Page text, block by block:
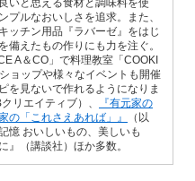
いと思える食材と調味料を使
プルなおいしさを追求。また、
ッチン用品『ラバーゼ』をはじ
備えたもの作りにも力を注ぐ。
A＆CO」で料理教室「COOKI
ョップや様々なイベントも開催
を見ないで作れるようになりま
リエイティブ）、
『有元家の
の「これさえあれば」』
（以
憶 おいしいもの、美しいも
』（講談社）ほか多数。